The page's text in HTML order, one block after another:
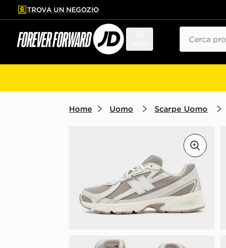
contenuto principale
a fondo pagina
TROVA UN NEGOZIO
Home Uomo Scarpe Uomo